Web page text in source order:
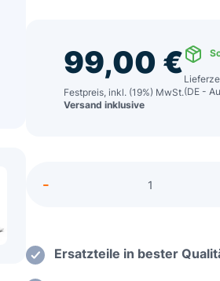
99,00 €
Festpreis, inkl. (19%) MwSt.
Versand inklusive
(DE -
MSI
Einsatz
-
Ersatzteile in bester